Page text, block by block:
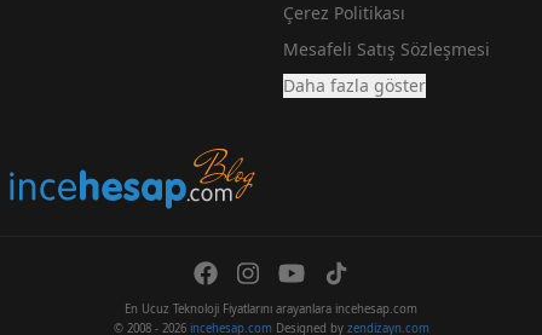
Çerez Politikası
Mesafeli Satış Sözleşmesi
Daha fazla göster
En Ucuz Teknoloji Fiyatlarını arayanlara incehesap.com
© 2008 - 2026 incehesap.comDesigned by zendizayn.com